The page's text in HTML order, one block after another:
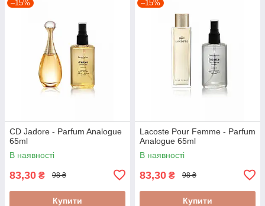
–15%
CD Jadore - Parfum Analogue
65ml
В наявності
83,30 ₴ 98 ₴
Купити
–15%
Lacoste Pour Femme - Parfum
Analogue 65ml
В наявності
83,30 ₴ 98 ₴
Купити